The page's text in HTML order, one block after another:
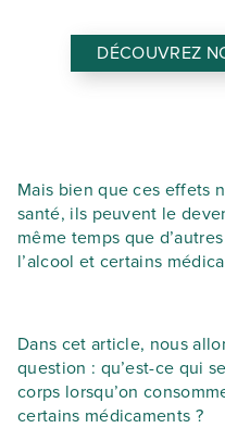
DÉCOUVREZ
Mais bien que ces effets
santé, ils peuvent le
même temps que
l’alcool et certains
Dans cet article, nous
question : qu’est-ce qui
corps lorsqu’on
certains médicaments ?